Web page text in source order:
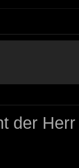
der